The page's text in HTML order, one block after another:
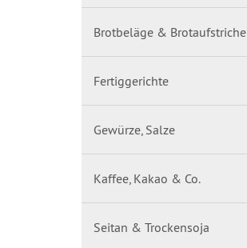
Brotbeläge & Brotaufstriche
Fertiggerichte
Gewürze, Salze
Kaffee, Kakao & Co.
Seitan & Trockensoja